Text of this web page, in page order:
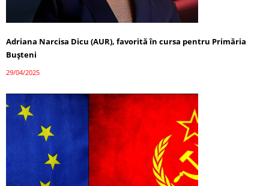
Adriana Narcisa Dicu (AUR), favorită în cursa pentru Primăria
Bușteni
29/04/2025